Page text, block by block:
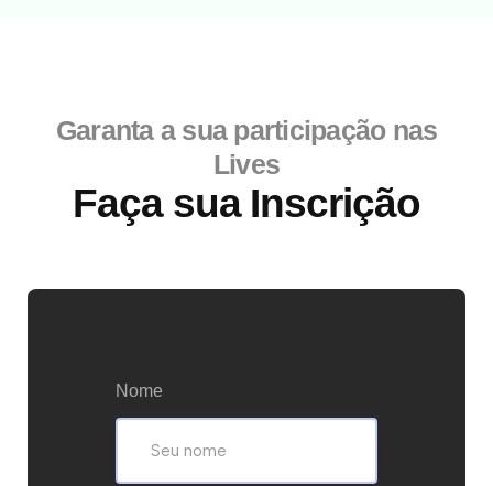
Garanta a sua participação nas
Lives
Faça sua Inscrição
Nome